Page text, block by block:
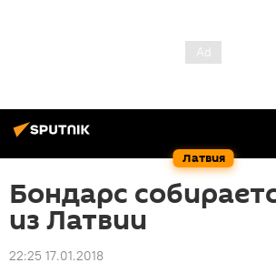
Латвия
Бондарс
из Латвии
22:25 17.01.2018